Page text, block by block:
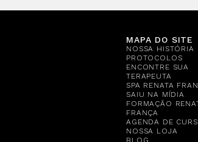
MAPA DO SITE
NOSSA HISTÓRIA
PROTOCOLOS
ENCONTRE SUA
TERAPEUTA
SPA RENATA
SAIU NA MÍDIA
FORMAÇÃO
FRANÇA
AGENDA DE
NOSSA LOJA
BLOG